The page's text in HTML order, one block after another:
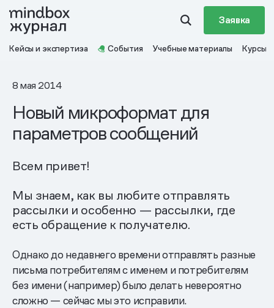
Заявка
Кейсы и экспертиза События Учебные материалы Курсы
8 мая 2014
Новый микроформат для
параметров сообщений
Всем привет!
Мы знаем, как вы любите отправлять
рассылки и особенно — рассылки, где
есть обращение к получателю.
Однако до недавнего времени отправлять разные
письма потребителям с именем и потребителям
без имени (например) было делать невероятно
сложно — сейчас мы это исправили.